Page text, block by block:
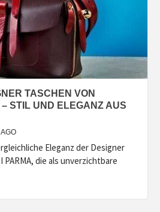
TASCHEN VON
STIL UND ELEGANZ AUS
Eleganz der Designer
PARMA, die als unverzichtbare